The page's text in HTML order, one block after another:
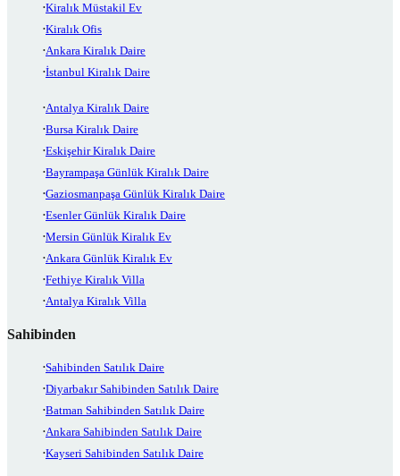
Kiralık Müstakil Ev
Kiralık Ofis
Ankara Kiralık Daire
İstanbul Kiralık Daire
Antalya Kiralık Daire
Bursa Kiralık Daire
Eskişehir Kiralık Daire
Bayrampaşa Günlük Kiralık Daire
Gaziosmanpaşa Günlük Kiralık Daire
Esenler Günlük Kiralık Daire
Mersin Günlük Kiralık Ev
Ankara Günlük Kiralık Ev
Fethiye Kiralık Villa
Antalya Kiralık Villa
Sahibinden
Sahibinden Satılık Daire
Diyarbakır Sahibinden Satılık Daire
Batman Sahibinden Satılık Daire
Ankara Sahibinden Satılık Daire
Kayseri Sahibinden Satılık Daire